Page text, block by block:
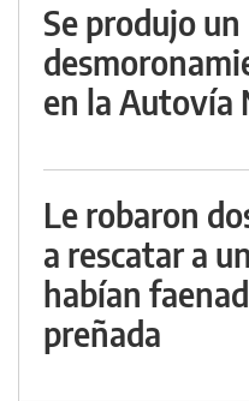
Se produjo un
en la Autovía
Le robaron
a rescatar a
habían
preñada